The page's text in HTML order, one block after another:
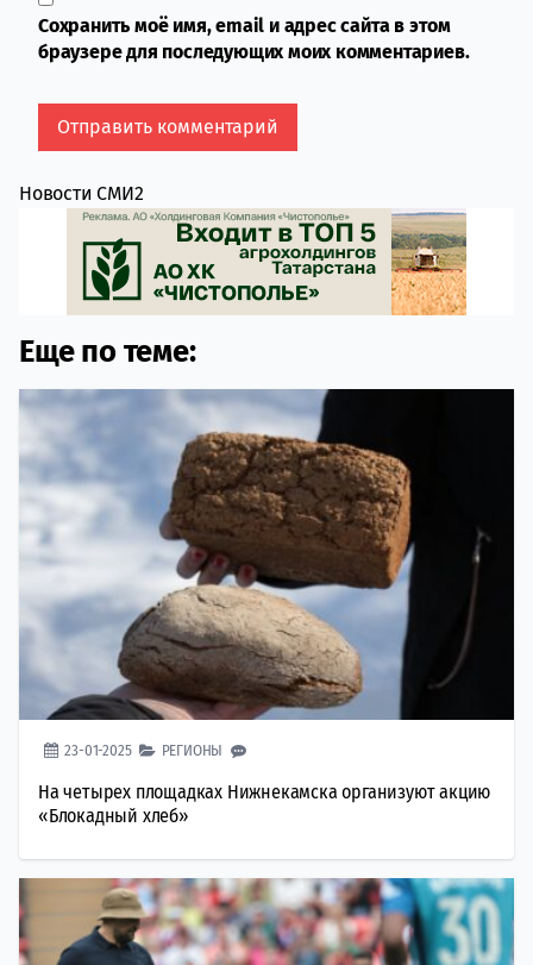
Сохранить моё имя, email и адрес сайта в этом
браузере для последующих моих комментариев.
Новости СМИ2
Еще по теме:
23-01-2025 РЕГИОНЫ
На четырех площадках Нижнекамска организуют акцию
«Блокадный хлеб»